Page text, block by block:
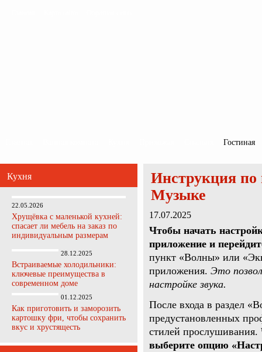
Гостиная
Кухня
22.05.2026
Хрущёвка с маленькой кухней:
спасает ли мебель на заказ по
индивидуальным размерам
28.12.2025
Встраиваемые холодильники:
ключевые преимущества в
современном доме
01.12.2025
Как приготовить и заморозить
картошку фри, чтобы сохранить
вкус и хрустящесть
Инструкция по
Музыке
17.07.2025
Чтобы начать
приложение и
пункт «Волны» или
приложения. Это
настройке звука.
После входа в раздел
предустановленных
стилей прослушивания.
выберите опцию